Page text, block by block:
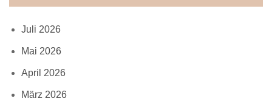
Juli 2026
Mai 2026
April 2026
März 2026